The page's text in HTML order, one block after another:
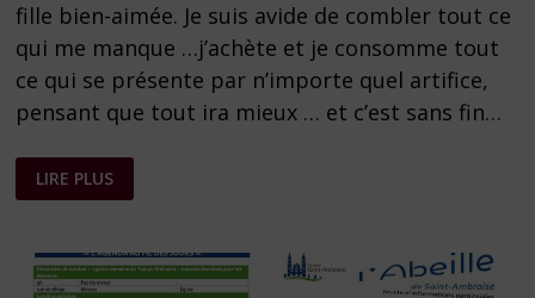
fille bien-aimée. Je suis avide de combler tout ce
qui me manque …j’achète et je consomme tout
ce qui se présente par n’importe quel artifice,
pensant que tout ira mieux … et c’est sans fin…
FEUILLE
PAROISSIALE
N°
10
JANVIER
2021
LIRE PLUS